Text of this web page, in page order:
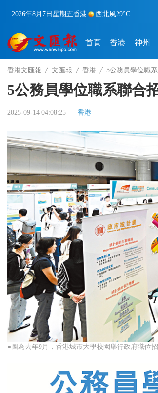
2026年8月7日 星期五香港 西北風29°C
首頁 香港 神州
香港文匯報 文匯報 香港 5公務員學位職
5公務員學位職系聯合
2025-09-14 04:08:25 香港
●圖為去年9月，香港城市大學校園舉行政府職位